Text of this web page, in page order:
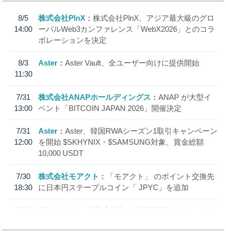
8/5
14:00
株式会社PlnX
株式会社PlnX、アジア最大級のグロ
ーバルWeb3カンファレンス「WebX2026」とのコラ
ボレーションを決定
8/3
11:30
Aster Aster Vault、全ユーザー向けに提供開始
7/31
13:00
株式会社ANAPホールディングス
ANAP が大型イ
ベント「BITCOIN JAPAN 2026」開催決定
7/31
12:00
Aster
Aster、韓国RWAシーズン1取引キャンペーン
を開始 $SKHYNIX・$SAMSUNG対象、賞金総額
10,000 USDT
7/30
18:30
株式会社モアクト
「モアクト」 のポイント交換先
に日本円ステーブルコイン「 JPYC」を追加
7/29
SBI VCトレード株式会社
信託型円建てステーブル